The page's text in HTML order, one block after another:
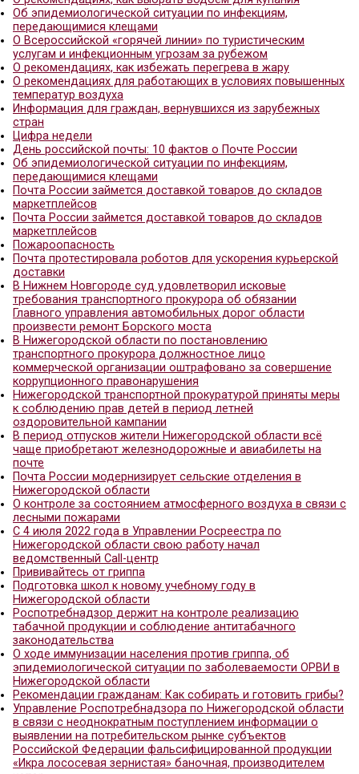
Тестируем здоровье
Мифы и ВИЧ
Культура здоровья и ВИЧ-инфекция.
Что такое KONTAKT?
23 июня 2022 г. с 14:00 до 16:00 в приемной
Губернатора и Правительства Нижегородской
Безвозмездная правовая консультация для
граждан, имеющих льготные категории
Безвозмездная правовая консультация для
граждан, имеющих льготные категории
Информация ГБУЗ НО НОЦОЗМП - Холера
В Нижегородской области по постановлению
юридическое лицо оштрафовано за совершение
коррупционного правонарушения
По выявленным Нижегородской транспортной
прокуратурой нарушениям требований
об обращениях граждан виновное
привлечено к административной
штрафа
ПРЕСС-РЕЛИЗ о встрече Нижегородского
прокурора с ветеранами прокуратуры в честь
100-летия со дня образования Советской
Сормовским районным судом города Нижнего
удовлетворены исковые требования
транспортного прокурора о запрете ООО
эксплуатации судна
О профилактике педикулеза
О рекомендациях по выбору молока
16 июня 2022 года с 12.00 до 16.00 в Управлении
Роспотребнадзора по Нижегородской области
акция «День открытых дверей для
О рекомендациях, как выбрать водоем для
Об эпидемиологической ситуации по инфекциям,
передающимися клещами
О Всероссийской «горячей линии» по
услугам и инфекционным угрозам за рубежом
О рекомендациях, как избежать перегрева в
О рекомендациях для работающих в условиях
температур воздуха
Информация для граждан, вернувшихся из
стран
Цифра недели
День российской почты: 10 фактов о Почте
Об эпидемиологической ситуации по инфекциям,
передающимися клещами